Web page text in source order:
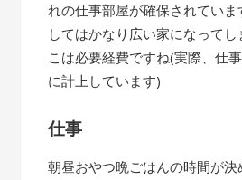
れの仕事部屋が確保されてい
してはかなり広い家になって
こは必要経費ですね(実際、仕
に計上しています)
仕事
朝昼おやつ晩ごはんの時間が